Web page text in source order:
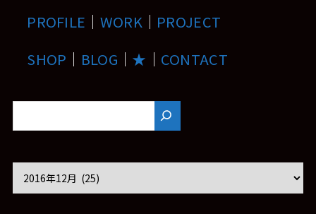
PROFILE ｜ WORK ｜ PROJECT
SHOP ｜ BLOG ｜ ★ ｜ CONTACT
カ